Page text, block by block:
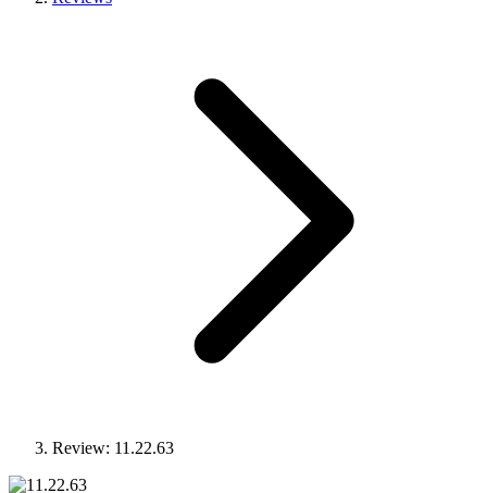
Review: 11.22.63